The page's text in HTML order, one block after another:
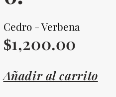
Cedro - Verbena
$1,200.00
Añadir al carrito